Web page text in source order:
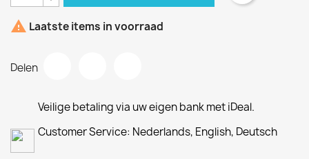
Toevoegen aan Verlanglijst
Maak nieuwe lijst
Maak een verlanglijst
Verlanglijst naam
Annuleren Maak een verlanglijst
Inloggen
U moet ingelogd zijn om producten in uw verlanglijst
Annuleren Inloggen
 Laatste items in voorraad
Delen
Veilige betaling via uw eigen bank met iDeal.
Customer Service: Nederlands, English, Deutsch